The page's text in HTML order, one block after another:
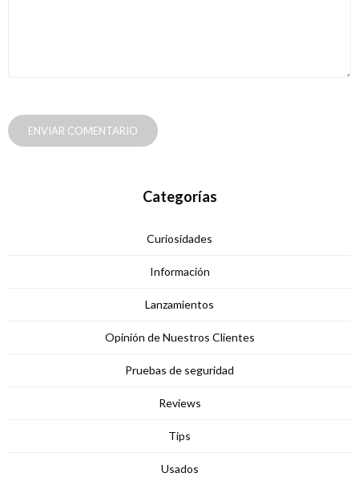
ENVIAR COMENTARIO
Categorías
Curiosidades
Información
Lanzamientos
Opinión de Nuestros Clientes
Pruebas de seguridad
Reviews
Tips
Usados